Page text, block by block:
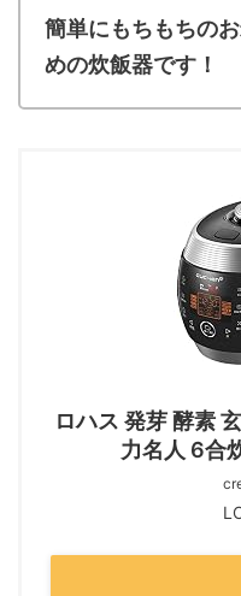
簡単にもちもちの
めの炊飯器です！
ロハス 発芽 酵素
力名人 6合